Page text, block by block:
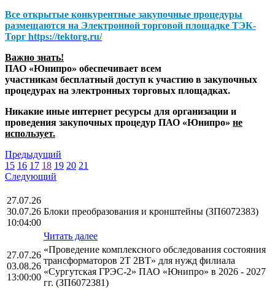
Все открытые конкурентные закупочные процедуры
размещаются на Электронной торговой площадке ТЭК-
Торг https://tektorg.ru/
Важно знать!
ПАО «Юнипро» обеспечивает всем
участникам бесплатный доступ к участию в закупочных
процедурах на электронных торговых площадках.
Никакие иные интернет ресурсы для организации и
проведения закупочных процедур ПАО «Юнипро» не
использует.
Предыдущий
15 16 17 18 19 20 21
Следующий
27.07.26
30.07.26
10:04:00
Блоки преобразования и кронштейны (ЗП6072383)
Читать далее
27.07.26
03.08.26
13:00:00
«Проведение комплексного обследования состояния
трансформаторов 2Т 2ВТ» для нужд филиала
«Сургутская ГРЭС-2» ПАО «Юнипро» в 2026 - 2027
гг. (ЗП6072381)